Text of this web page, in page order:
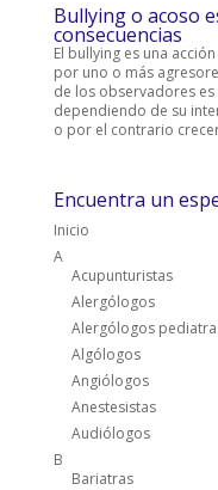
Bullying o acoso
consecuencias
El bullying es una
por uno o más
de los observadores
dependiendo de su
o por el contrario
Encuentra un
Inicio
A
Acupunturistas
Alergólogos
Alergólogos
Algólogos
Angiólogos
Anestesistas
Audiólogos
B
Bariatras